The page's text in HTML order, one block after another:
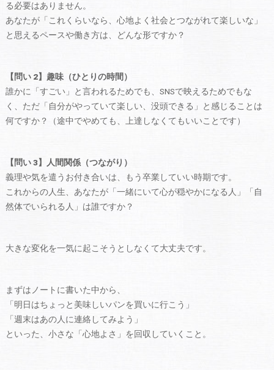
る必要はありません。
あなたが「これくらいなら、心地よく社会とつながれて楽しいな」
と思えるペースや働き方は、どんな形ですか？
【問い 2】趣味（ひとりの時間）
誰かに「すごい」と言われるためでも、SNSで映えるためでもな
く、ただ「自分がやっていて楽しい、没頭できる」と感じることは
何ですか？（途中でやめても、上達しなくてもいいことです）
【問い 3】人間関係（つながり）
義理や気を遣うお付き合いは、もう卒業していい時期です。
これからの人生、あなたが「一緒にいて心が穏やかになる人」「自
然体でいられる人」は誰ですか？
大きな変化を一気に起こそうとしなくて大丈夫です。
まずはノートに書いた中から、
「明日はちょっと美味しいパンを買いに行こう」
「週末はあの人に連絡してみよう」
といった、小さな「心地よさ」を回収していくこと。